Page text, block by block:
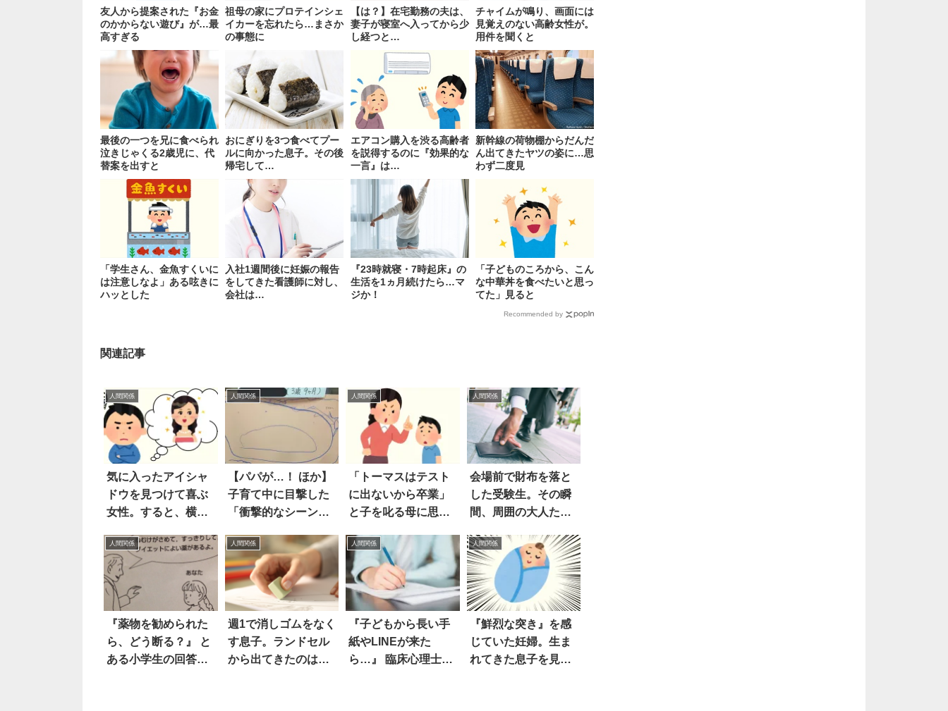
友人から提案された『お金
のかからない遊び』が…最
高すぎる
祖母の家にプロテインシェ
イカーを忘れたら…まさか
の事態に
【は？】在宅勤務の夫は、
妻子が寝室へ入ってから少
し経つと…
チャイムが鳴り、画面には
見覚えのない高齢女性が。
用件を聞くと
最後の一つを兄に食べられ
泣きじゃくる2歳児に、代
替案を出すと
おにぎりを3つ食べてプー
ルに向かった息子。その後
帰宅して…
エアコン購入を渋る高齢者
を説得するのに『効果的な
一言』は…
新幹線の荷物棚からだんだ
ん出てきたヤツの姿に…思
わず二度見
「学生さん、金魚すくいに
は注意しなよ」ある呟きに
ハッとした
入社1週間後に妊娠の報告
をしてきた看護師に対し、
会社は…
『23時就寝・7時起床』の
生活を1ヵ月続けたら…マ
ジか！
「子どものころから、こん
な中華丼を食べたいと思っ
てた」見ると
Recommended by
関連記事
人間関係
気に入ったアイシャ
ドウを見つけて喜ぶ
女性。すると、横に
人間関係
【パパが…！ ほか】
子育て中に目撃した
「衝撃的なシーン」
人間関係
「トーマスはテスト
に出ないから卒業」
と子を叱る母に思う
人間関係
会場前で財布を落と
した受験生。その瞬
間、周囲の大人たち
人間関係
『薬物を勧められた
ら、どう断る？』 と
ある小学生の回答が
人間関係
週1で消しゴムをなく
す息子。ランドセル
から出てきたのは…
人間関係
『子どもから長い手
紙やLINEが来た
ら…』 臨床心理士の
人間関係
『鮮烈な突き』を感
じていた妊婦。生ま
れてきた息子を見る